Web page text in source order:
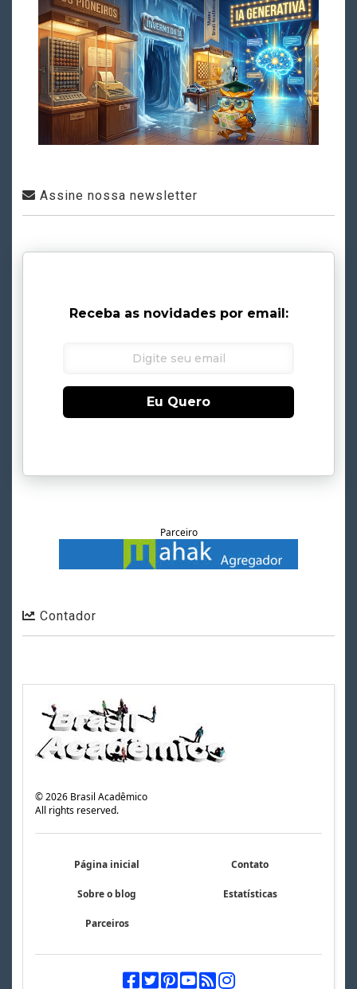
Assine nossa newsletter
Receba as novidades por email:
Eu Quero
Parceiro
Contador
©2026 Brasil Acadêmico
All rights reserved.
Página inicial Contato
Sobre o blog Estatísticas
Parceiros